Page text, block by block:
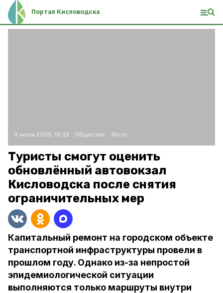
Портал Кисловодска
9 июня 2020, 19:22 Общество Фото:
Туристы смогут оценить
обновлённый автовокзал
Кисловодска после снятия
ограничительных мер
Капитальный ремонт на городском объекте
транспортной инфраструктуры провели в
прошлом году. Однако из-за непростой
эпидемиологической ситуации
выполняются только маршруты внутри